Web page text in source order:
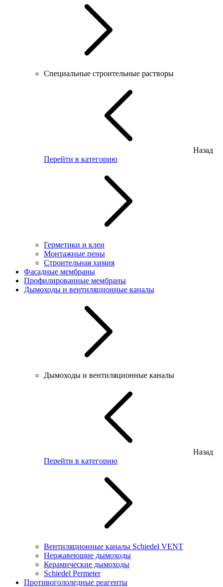
Специальные строительные растворы
Назад
Перейти в категорию
Герметики и клеи
Монтажные пены
Строительная химия
Фасадные мембраны
Профилированные мембраны
Дымоходы и вентиляционные каналы
Дымоходы и вентиляционные каналы
Назад
Перейти в категорию
Вентиляционные каналы Schiedel VENT
Нержавеющие дымоходы
Керамические дымоходы
Schiedel Permeter
Противогололедные реагенты